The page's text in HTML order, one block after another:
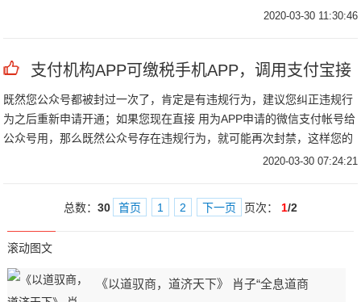
没有选择"原图"，更别提一次只能发送9张图片的反人类规定！2020-03-30 11:30:46
支付机构APP可缴税手机APP，调用支付宝接
既然您公众号都被封过一次了，肯定是有违规行为，建议您纠正违规行
为之后重新申请开通；如果您现在直接 用为APP申请的微信支付帐号给
公众号用，那么既然公众号存在违规行为，就可能再次封禁，这样您的
APP也不能用了就i移动支付接口为手机app等平台和用户、消费者之间
2020-03-30 07:24:21
总数： 30 首页 1 2 下一页 页次： 1/2
滚动图文
《以道驭商，道济天下》 肖子“全息道商